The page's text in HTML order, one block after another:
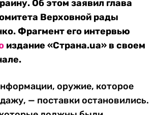
Об этом заявил глава
Верховной рады
Фрагмент его интервью
издание «Страна.ua» в своем
оружие, которое
— поставки остановились.